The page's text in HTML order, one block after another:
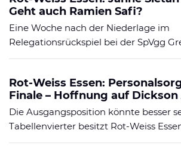
Geht auch Ramien Safi?
Eine Woche nach der Niederlage im
Relegationsrückspiel bei der SpVgg
Rot-Weiss Essen:
Finale – Hoffnung auf Dickson
Die Ausgangsposition könnte besser
Tabellenvierter besitzt Rot-Weiss